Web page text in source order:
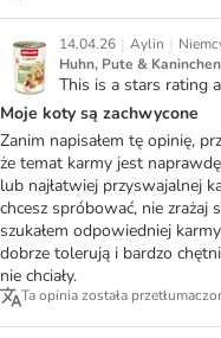
14.04.26 | Aylin |
Huhn, Pute & Kaninchen
This is a stars rating
Moje koty są zachwycone
Zanim napisałem tę opinię,
że temat karmy jest
lub najłatwiej przyswajalnej
chcesz spróbować, nie zrażaj
szukałem odpowiedniej
dobrze tolerują i bardzo
nie chciały.
Ta opinia została